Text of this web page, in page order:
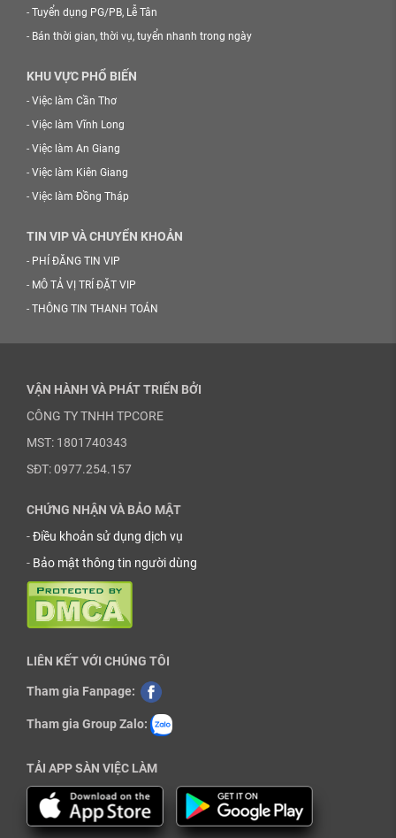
- Tuyển dụng PG/PB, Lễ Tân
- Bán thời gian, thời vụ, tuyển nhanh trong ngày
KHU VỰC PHỔ BIẾN
- Việc làm Cần Thơ
- Việc làm Vĩnh Long
- Việc làm An Giang
- Việc làm Kiên Giang
- Việc làm Đồng Tháp
TIN VIP VÀ CHUYỂN KHOẢN
- PHÍ ĐĂNG TIN VIP
- MÔ TẢ VỊ TRÍ ĐẶT VIP
- THÔNG TIN THANH TOÁN
VẬN HÀNH VÀ PHÁT TRIỂN BỞI
CÔNG TY TNHH TPCORE
MST: 1801740343
SĐT: 0977.254.157
CHỨNG NHẬN VÀ BẢO MẬT
-Điều khoản sử dụng dịch vụ
- Bảo mật thông tin người dùng
LIÊN KẾT VỚI CHÚNG TÔI
Tham gia Fanpage:
Tham gia Group Zalo:
TẢI APP SÀN VIỆC LÀM